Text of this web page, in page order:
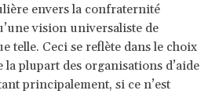
envers la confraternité
vision universaliste de
telle. Ceci se reflète dans le choix
la plupart des organisations d’aide
principalement, si ce n’est